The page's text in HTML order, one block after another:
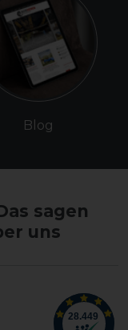
Blog
sagen
uns